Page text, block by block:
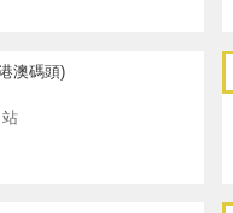
澳碼頭)
站